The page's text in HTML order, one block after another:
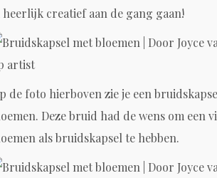
heerlijk creatief aan de gang gaan!
de foto hierboven zie je een
Deze bruid had de wens om een
als bruidskapsel te hebben.